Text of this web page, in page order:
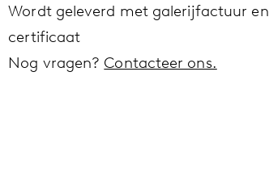
Wordt geleverd met galerijfactuur en
certificaat
Nog vragen? Contacteer ons.